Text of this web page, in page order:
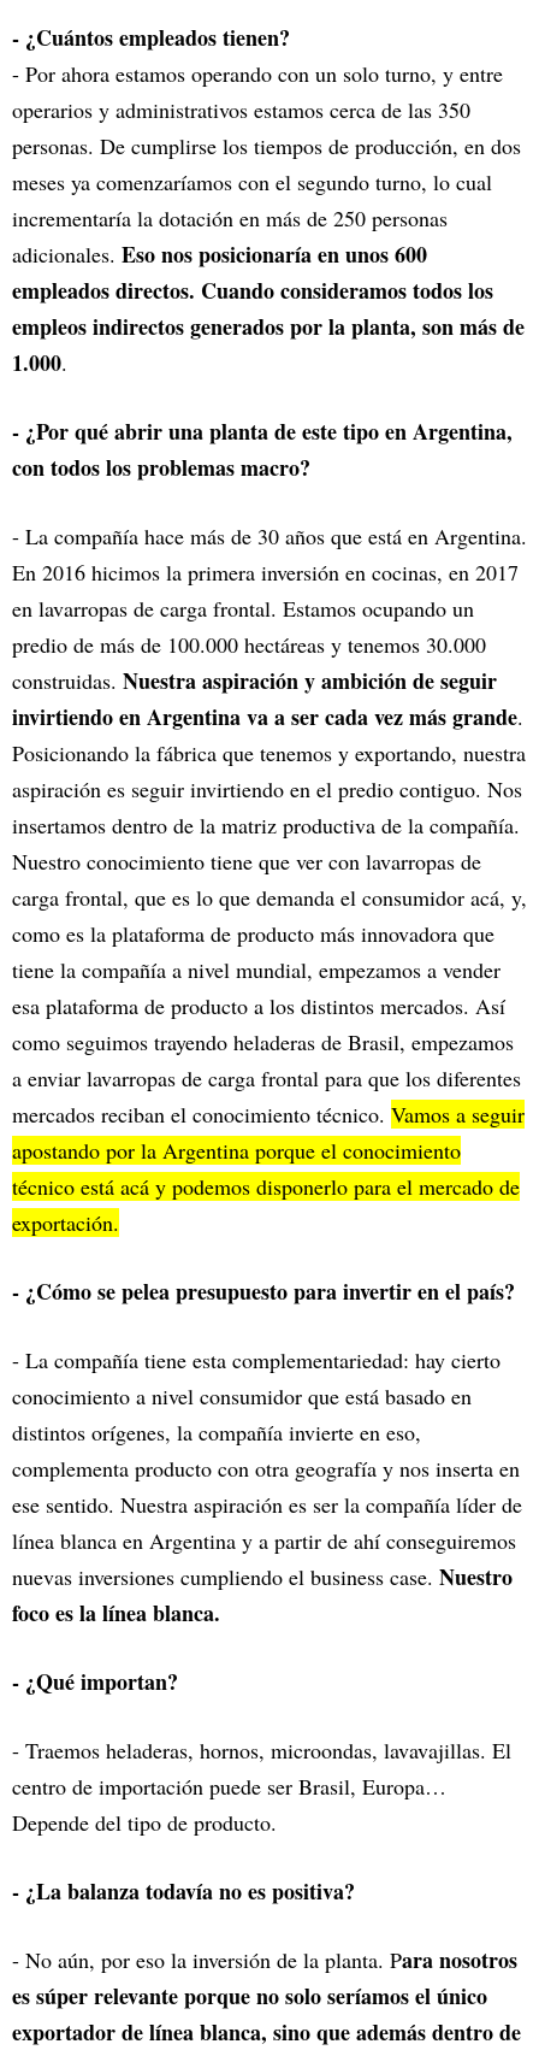
- ¿Cuántos empleados tienen?
- Por ahora estamos operando con un solo turno, y entre
operarios y administrativos estamos cerca de las 350
personas. De cumplirse los tiempos de producción, en dos
meses ya comenzaríamos con el segundo turno, lo cual
incrementaría la dotación en más de 250 personas
adicionales. Eso nos posicionaría en unos 600
empleados directos. Cuando consideramos todos los
empleos indirectos generados por la planta, son más de
1.000.
- ¿Por qué abrir una planta de este tipo en Argentina,
con todos los problemas macro?
- La compañía hace más de 30 años que está en Argentina.
En 2016 hicimos la primera inversión en cocinas, en 2017
en lavarropas de carga frontal. Estamos ocupando un
predio de más de 100.000 hectáreas y tenemos 30.000
construidas. Nuestra aspiración y ambición de seguir
invirtiendo en Argentina va a ser cada vez más grande.
Posicionando la fábrica que tenemos y exportando, nuestra
aspiración es seguir invirtiendo en el predio contiguo. Nos
insertamos dentro de la matriz productiva de la compañía.
Nuestro conocimiento tiene que ver con lavarropas de
carga frontal, que es lo que demanda el consumidor acá, y,
como es la plataforma de producto más innovadora que
tiene la compañía a nivel mundial, empezamos a vender
esa plataforma de producto a los distintos mercados. Así
como seguimos trayendo heladeras de Brasil, empezamos
a enviar lavarropas de carga frontal para que los diferentes
mercados reciban el conocimiento técnico. Vamos a seguir
apostando por la Argentina porque el conocimiento
técnico está acá y podemos disponerlo para el mercado de
exportación.
- ¿Cómo se pelea presupuesto para invertir en el país?
- La compañía tiene esta complementariedad: hay cierto
conocimiento a nivel consumidor que está basado en
distintos orígenes, la compañía invierte en eso,
complementa producto con otra geografía y nos inserta en
ese sentido. Nuestra aspiración es ser la compañía líder de
línea blanca en Argentina y a partir de ahí conseguiremos
nuevas inversiones cumpliendo el business case. Nuestro
foco es la línea blanca.
- ¿Qué importan?
- Traemos heladeras, hornos, microondas, lavavajillas. El
centro de importación puede ser Brasil, Europa…
Depende del tipo de producto.
- ¿La balanza todavía no es positiva?
- No aún, por eso la inversión de la planta. Para nosotros
es súper relevante porque no solo seríamos el único
exportador de línea blanca, sino que además dentro de